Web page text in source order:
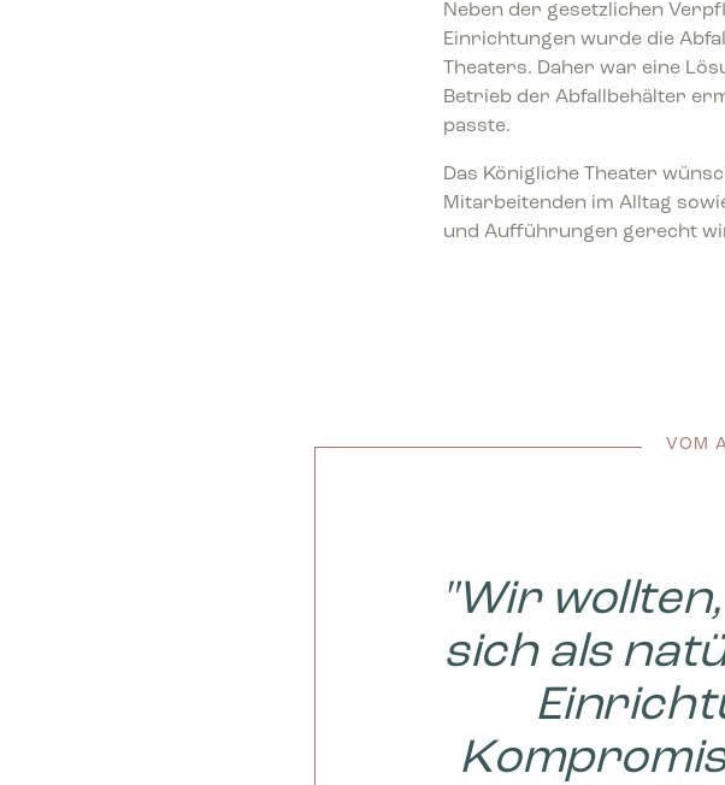
Neben der gesetzlichen
Einrichtungen wurde die
Theaters. Daher war eine
Betrieb der Abfallbehälter
passte.
Das Königliche Theater
Mitarbeitenden im Alltag
und Aufführungen gerecht
VOM
"Wir
sich als